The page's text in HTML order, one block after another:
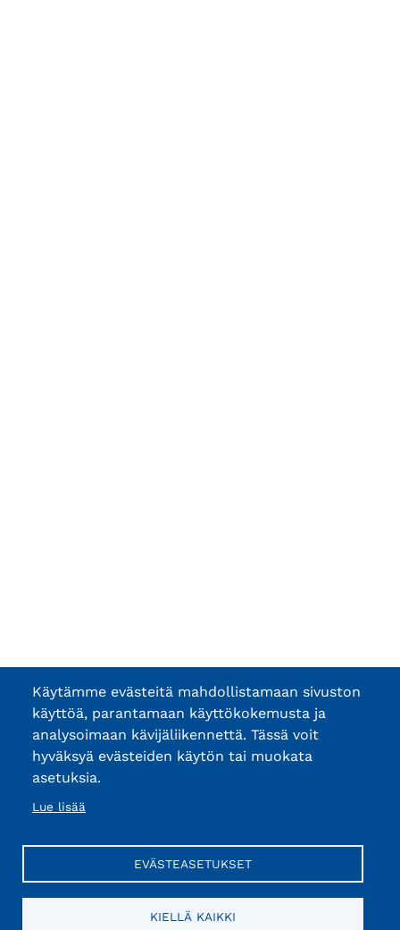
Käytämme evästeitä mahdollistamaan sivuston
käyttöä, parantamaan käyttökokemusta ja
analysoimaan kävijäliikennettä. Tässä voit
hyväksyä evästeiden käytön tai muokata
asetuksia.
Lue lisää
EVÄSTEASETUKSET
KIELLÄ KAIKKI